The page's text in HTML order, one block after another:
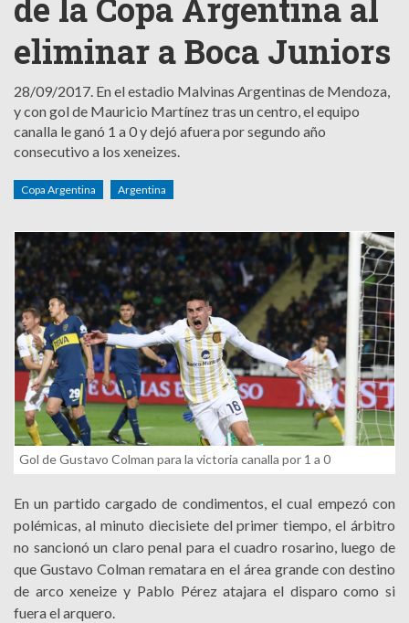
de la Copa Argentina al
eliminar a Boca Juniors
28/09/2017. En el estadio Malvinas Argentinas de Mendoza,
y con gol de Mauricio Martínez tras un centro, el equipo
canalla le ganó 1 a 0 y dejó afuera por segundo año
consecutivo a los xeneizes.
Copa Argentina Argentina
Gol de Gustavo Colman para la victoria canalla por 1 a 0
En un partido cargado de condimentos, el cual empezó con
polémicas, al minuto diecisiete del primer tiempo, el árbitro
no sancionó un claro penal para el cuadro rosarino, luego de
que Gustavo Colman rematara en el área grande con destino
de arco xeneize y Pablo Pérez atajara el disparo como si
fuera el arquero.